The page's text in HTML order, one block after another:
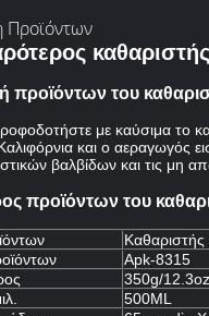
Προϊόντων
προϊόντων του
με καύσιμα το
και ο αεραγωγός
βαλβίδων και τις μη
προϊόντων του
Apk-8315
350g/
500ML